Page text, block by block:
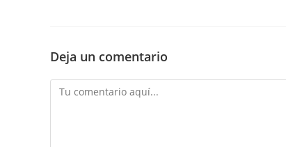
Deja un comentario